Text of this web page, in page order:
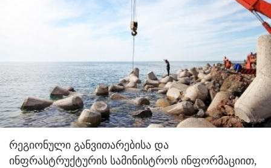
რეგიონული განვითარებისა და
ინფრასტრუქტურის სამინისტროს ინფორმაციით,